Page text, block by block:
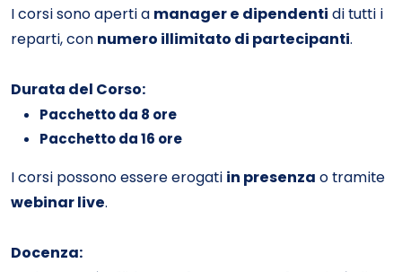
I corsi sono aperti a manager e dipendenti di tutti i
reparti, con numero illimitato di partecipanti.
Durata del Corso:
Pacchetto da 8 ore
Pacchetto da 16 ore
I corsi possono essere erogati in presenza o tramite
webinar live.
Docenza: